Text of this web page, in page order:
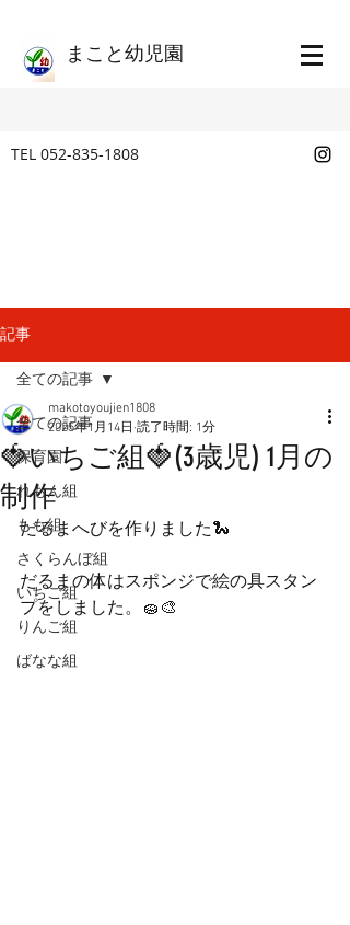
​まこと幼児園
TEL 052-835-1808
記事
全ての記事
保育園
れもん組
もも組
さくらんぼ組
いちご組
りんご組
ばなな組
全ての記事
🍓いちご組🍓(3歳児) 1月の
制作
makotoyoujien1808
2025年1月14日 読了時間: 1分
だるまへびを作りました🐍
だるまの体はスポンジで絵の具スタン
プをしました。🧽🎨